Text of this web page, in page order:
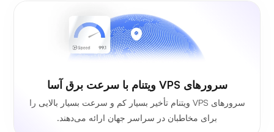
سرورهای VPS ویتنام با سرعت برق آسا
سرورهای VPS ویتنام تأخیر بسیار کم و سرعت بسیار بالایی را
برای مخاطبان در سراسر جهان ارائه می‌دهند.